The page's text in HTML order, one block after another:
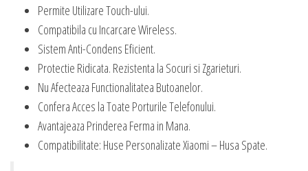
Permite Utilizare Touch-ului.
Compatibila cu Incarcare Wireless.
Sistem Anti-Condens Eficient.
Protectie Ridicata. Rezistenta la Socuri si Zgarieturi.
Nu Afecteaza Functionalitatea Butoanelor.
Confera Acces la Toate Porturile Telefonului.
Avantajeaza Prinderea Ferma in Mana.
Compatibilitate: Huse Personalizate Xiaomi – Husa Spate.